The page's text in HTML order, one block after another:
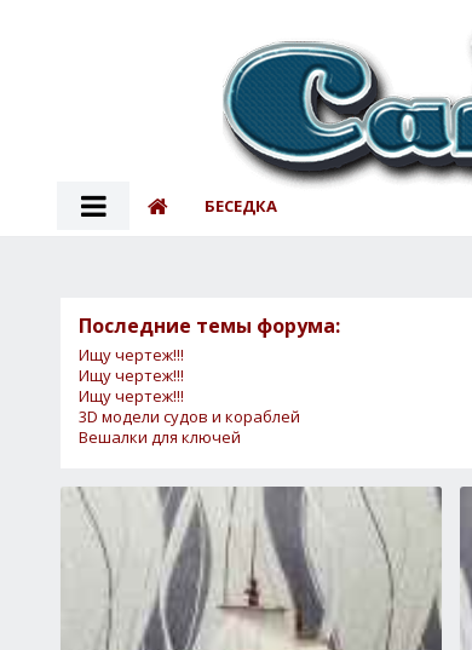
БЕСЕДКА
Последние темы форума:
Ищу чертеж!!!
Ищу чертеж!!!
Ищу чертеж!!!
3D модели судов и кораблей
Вешалки для ключей